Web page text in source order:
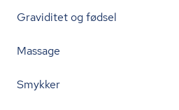
Graviditet og fødsel
Massage
Smykker